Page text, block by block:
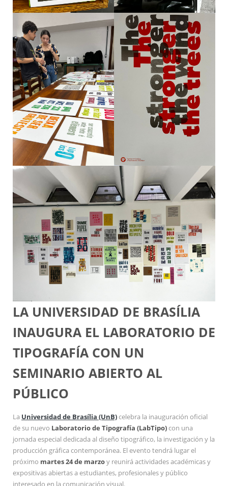
LA UNIVERSIDAD DE BRASÍLIA
INAUGURA EL LABORATORIO DE
TIPOGRAFÍA CON UN
SEMINARIO ABIERTO AL
PÚBLICO
La Universidad de Brasília (UnB)celebra la inauguración oficial
de su nuevo Laboratorio de Tipografía (LabTipo)con una
jornada especial dedicada al diseño tipográfico, la investigación y la
producción gráfica contemporánea. El evento tendrá lugar el
próximo martes 24 de marzoy reunirá actividades académicas y
expositivas abiertas a estudiantes, profesionales y público
interesado en la comunicación visual.